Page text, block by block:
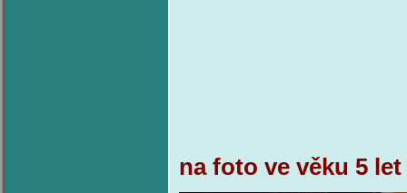
na foto ve věku 5 let